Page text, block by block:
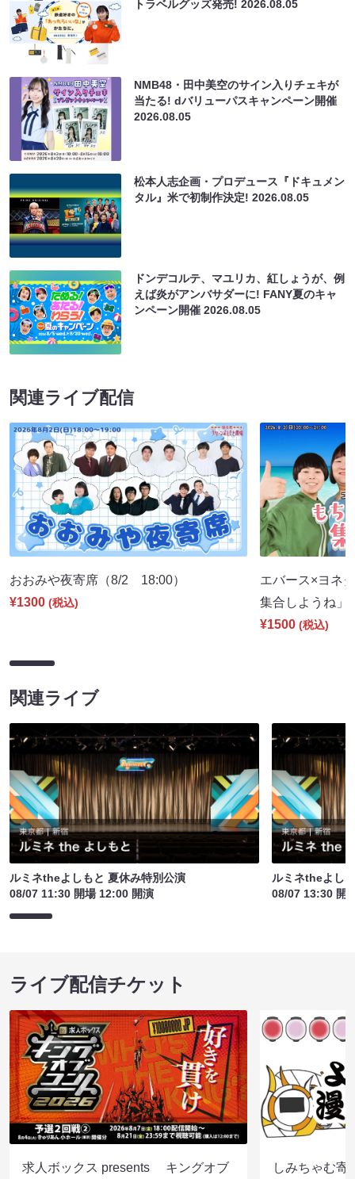
トラベルグッズ発売!2026.08.05
NMB48・田中美空のサイン入りチェキが
当たる! dバリューパスキャンペーン開催
2026.08.05
松本人志企画・プロデュース『ドキュメン
タル』米で初制作決定!2026.08.05
ドンデコルテ、マユリカ、紅しょうが、例
えば炎がアンバサダーに! FANY夏のキャ
ンペーン開催2026.08.05
関連ライブ配信
おおみや夜寄席（8/2 18:00）
¥1300 (税込)
エバース×ヨネ
集合しようね
¥1500 (税込)
関連ライブ
ルミネtheよしもと 夏休み特別公演
08/07 11:30 開場 12:00 開演
ルミネtheよし
08/07 13:30 開
ライブ配信チケット
求人ボックス presents キングオブ
しみちゃむ